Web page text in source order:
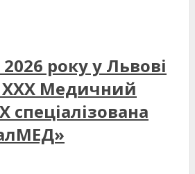
року у Львові
XXX Медичний
спеціалізована